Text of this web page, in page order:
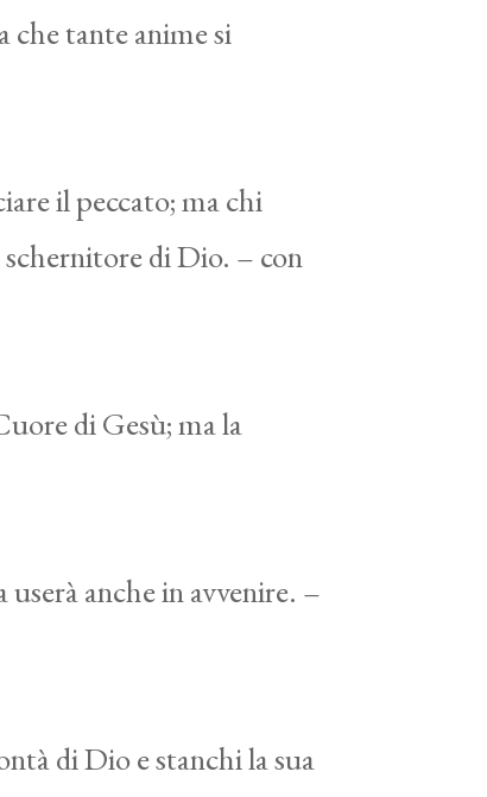
che tante anime si
il peccato; ma chi
di Dio. – con
di Gesù; ma la
anche in avvenire. –
di Dio e stanchi la sua